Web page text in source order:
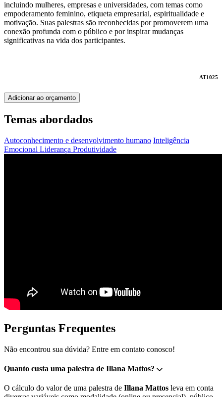
incluindo mulheres, empresas e universidades, com temas como
empoderamento feminino, etiqueta empresarial, espiritualidade e
motivação. Suas palestras são reconhecidas por promoverem uma
conexão profunda com o público e por inspirar mudanças
significativas na vida dos participantes.
AT1025
Adicionar ao orçamento
Temas abordados
Autoconhecimento e desenvolvimento humano Inteligência
Emocional Liderança Produtividade
Perguntas Frequentes
Não encontrou sua dúvida? Entre em contato conosco!
Quanto custa uma palestra de Illana Mattos?
O cálculo do valor de uma palestra de Illana Mattos leva em conta